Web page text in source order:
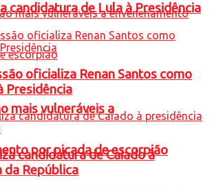
mais vulneráveis a
por picada de escorpião
candidatura de Lula à Presidência
oficializa Renan Santos como
Presidência
candidatura de Caiado à
da República